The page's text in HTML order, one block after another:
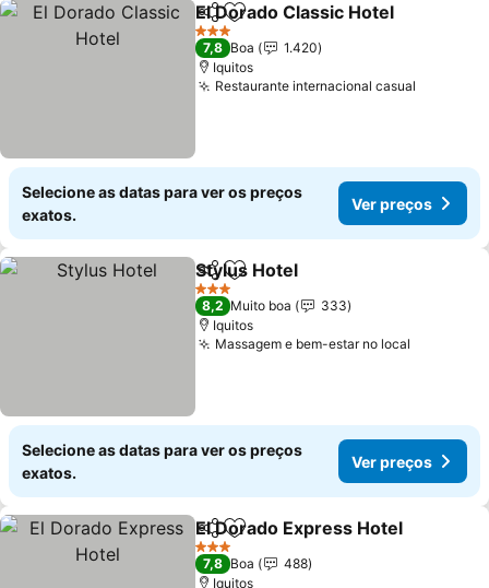
PartilharAdicionar aos favoritos
El Dorado Classic Hotel
3 Estrelas
7,8 Boa
1.420
Iquitos
Restaurante internacional casual
Selecione as datas para ver os preços
exatos.
Ver preços
PartilharAdicionar aos favoritos
Stylus Hotel
3 Estrelas
8,2 Muito boa
333
Iquitos
Massagem e bem-estar no local
Selecione as datas para ver os preços
exatos.
Ver preços
PartilharAdicionar aos favoritos
El Dorado Express Hotel
3 Estrelas
7,8 Boa
488
Iquitos